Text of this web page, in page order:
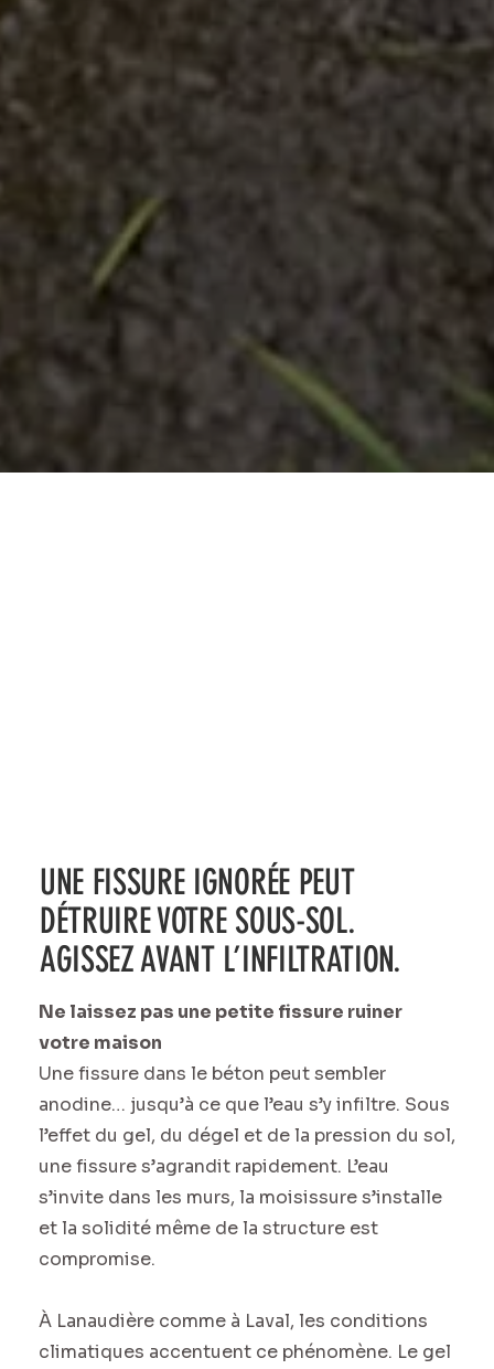
UNE FISSURE IGNORÉE PEUT
DÉTRUIRE VOTRE SOUS-SOL.
AGISSEZ AVANT L’INFILTRATION.
Ne laissez pas une petite fissure ruiner
votre maison
Une fissure dans le béton peut sembler
anodine… jusqu’à ce que l’eau s’y infiltre. Sous
l’effet du gel, du dégel et de la pression du sol,
une fissure s’agrandit rapidement. L’eau
s’invite dans les murs, la moisissure s’installe
et la solidité même de la structure est
compromise.
À Lanaudière comme à Laval, les conditions
climatiques accentuent ce phénomène. Le gel